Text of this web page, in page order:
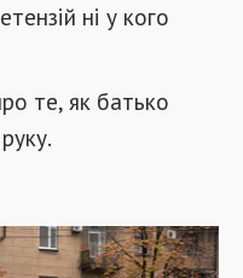
ні у кого
те, як батько